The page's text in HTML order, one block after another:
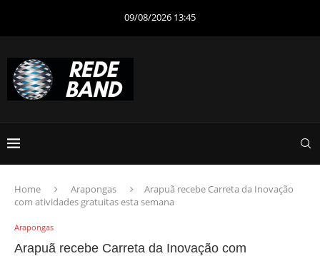
09/08/2026 13:45
Home Arapongas
Arapuã recebe Carreta da Inovação
com atividades gratuitas esta semana
Arapongas
Arapuã recebe Carreta da Inovação com